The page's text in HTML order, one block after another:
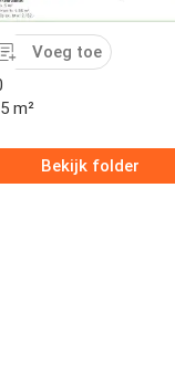
Voeg toe
m²
Bekijk folder